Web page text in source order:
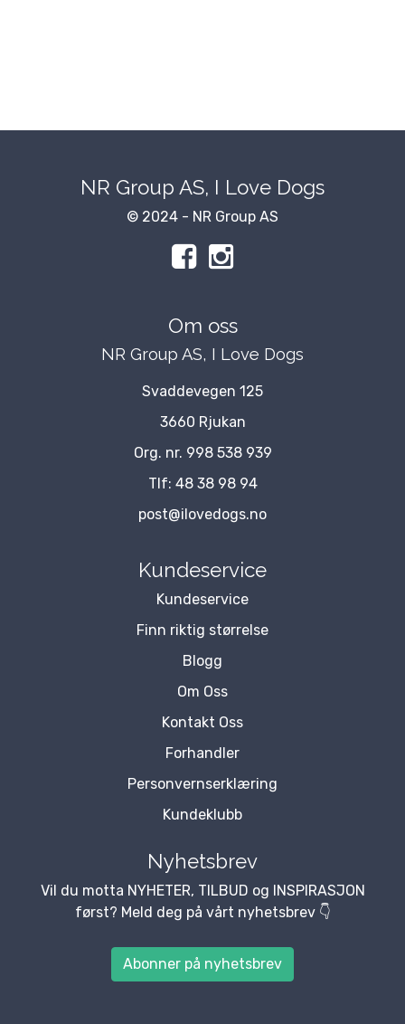
NR Group AS, I Love Dogs
© 2024 - NR Group AS
Om oss
NR Group AS, I Love Dogs
Svaddevegen 125
3660 Rjukan
Org. nr. 998 538 939
Tlf: 48 38 98 94
post@ilovedogs.no
Kundeservice
Kundeservice
Finn riktig størrelse
Blogg
Om Oss
Kontakt Oss
Forhandler
Personvernserklæring
Kundeklubb
Nyhetsbrev
Vil du motta NYHETER, TILBUD og INSPIRASJON
først? Meld deg på vårt nyhetsbrev 👇
Abonner på nyhetsbrev